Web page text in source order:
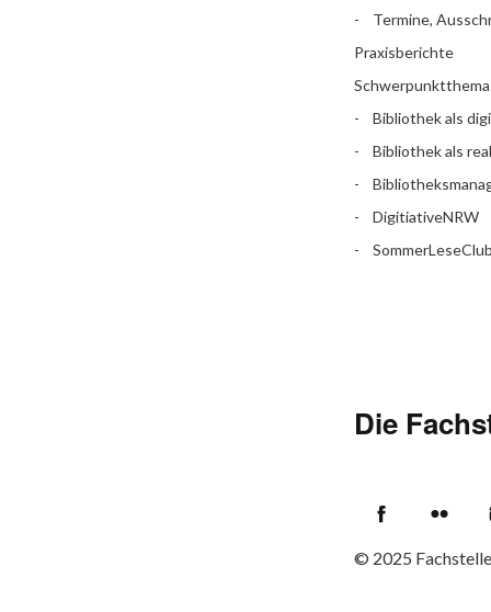
Termine,
Praxisberichte
Schwerpunktthema
Bibliothek als
Bibliothek als
DigitiativeNRW
SommerLeseClub
Die
© 2025